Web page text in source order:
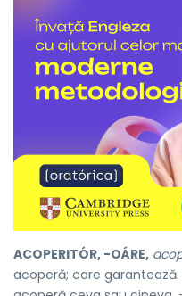
ACOPERITÓR, -OÁRE,
acoperă; care garantează.